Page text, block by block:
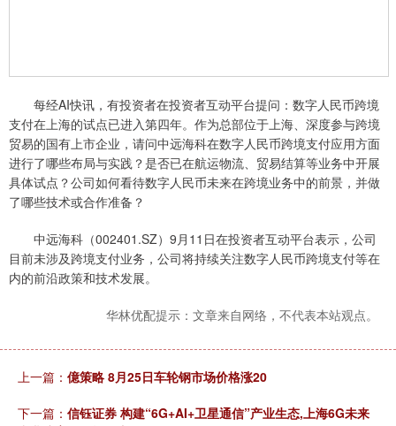
每经AI快讯，有投资者在投资者互动平台提问：数字人民币跨境
支付在上海的试点已进入第四年。作为总部位于上海、深度参与跨境
贸易的国有上市企业，请问中远海科在数字人民币跨境支付应用方面
进行了哪些布局与实践？是否已在航运物流、贸易结算等业务中开展
具体试点？公司如何看待数字人民币未来在跨境业务中的前景，并做
了哪些技术或合作准备？
中远海科（002401.SZ）9月11日在投资者互动平台表示，公司
目前未涉及跨境支付业务，公司将持续关注数字人民币跨境支付等在
内的前沿政策和技术发展。
华林优配提示：文章来自网络，不代表本站观点。
上一篇： 億策略 8月25日车轮钢市场价格涨20
下一篇： 信钰证券 构建“6G+AI+卫星通信”产业生态,上海6G未来